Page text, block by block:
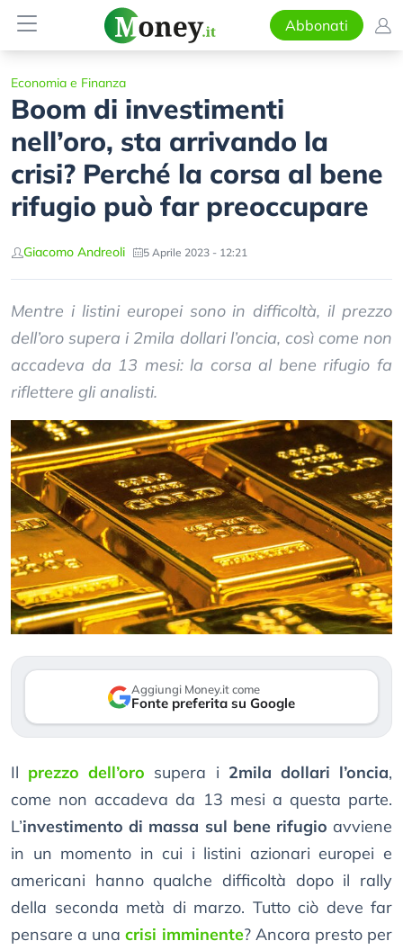
Abbonati
Economia e Finanza
Boom di investimenti
nell’oro, sta arrivando la
crisi? Perché la corsa al bene
rifugio può far preoccupare
Giacomo Andreoli 5 Aprile 2023 - 12:21
Mentre i listini europei sono in difficoltà, il prezzo
dell’oro supera i 2mila dollari l’oncia, così come non
accadeva da 13 mesi: la corsa al bene rifugio fa
riflettere gli analisti.
Aggiungi Money.it come
Fonte preferita su Google
Il prezzo dell’oro supera i 2mila dollari l’oncia,
come non accadeva da 13 mesi a questa parte.
L’investimento di massa sul bene rifugio avviene
in un momento in cui i listini azionari europei e
americani hanno qualche difficoltà dopo il rally
della seconda metà di marzo. Tutto ciò deve far
pensare a unacrisi imminente? Ancora presto per